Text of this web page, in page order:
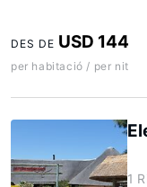
DES DE USD 144
per habitació / per nit
1